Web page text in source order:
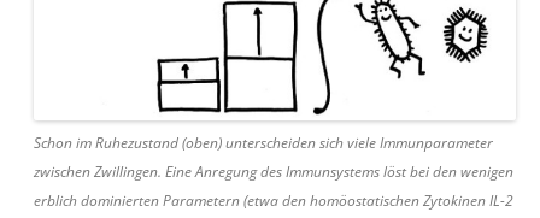
Schon im Ruhezustand (oben) unterscheiden sich viele Immunparameter
zwischen Zwillingen. Eine Anregung des Immunsystems löst bei den wenigen
erblich dominierten Parametern (etwa den homöostatischen Zytokinen IL-2